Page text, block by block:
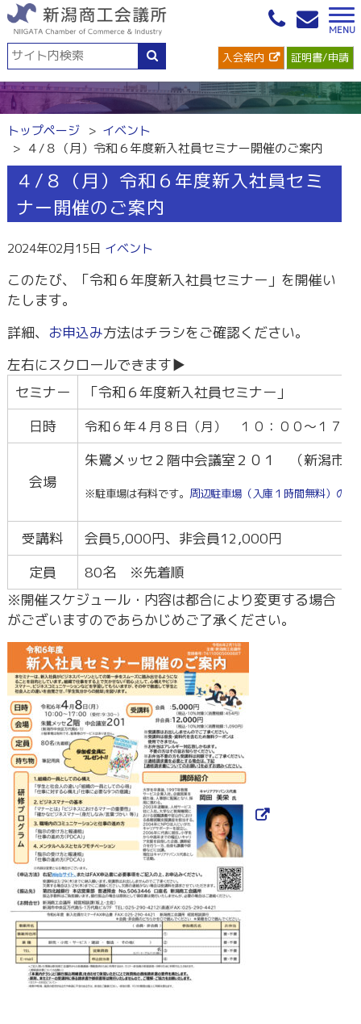
入会案内 証明書/申請
トップページ
イベント
４/８（月）令和６年度新入社員セミナー開催のご案内
４/８（月）令和６年度新入社員セミ
ナー開催のご案内
2024年02月15日 イベント
このたび、「令和６年度新入社員セミナー」を開催い
たします。
詳細、 お申込み方法はチラシをご確認ください。
セミナー
「令和６年度新入社員セミナー」
日時
令和６年４月８ 日（月） １０：００～１７：
会場
朱鷺メッセ２階中会議室２０１ （新潟市
※駐車場は有料です。 周辺駐車場（入庫１時間無料）の地
受講料
会員5,000円、非会員12,000円
定員
80名 ※先着順
※開催スケジュール・内容は都合により変更する場合
がございますのであらかじめご了承ください。